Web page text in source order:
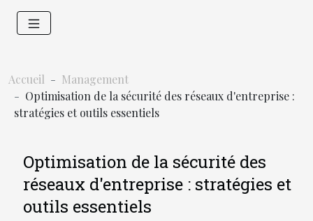
Accueil
Management
Optimisation de la sécurité des réseaux d'entreprise :
stratégies et outils essentiels
Optimisation de la sécurité des
réseaux d'entreprise : stratégies et
outils essentiels